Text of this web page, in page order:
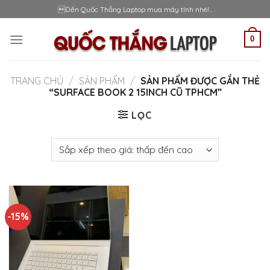
to
content
Đến Quốc Thắng Laptop mua máy tính nhé!...
0
TRANG CHỦ / SẢN PHẨM / SẢN PHẨM ĐƯỢC GẮN THẺ
“SURFACE BOOK 2 15INCH CŨ TPHCM”
LỌC
-15%